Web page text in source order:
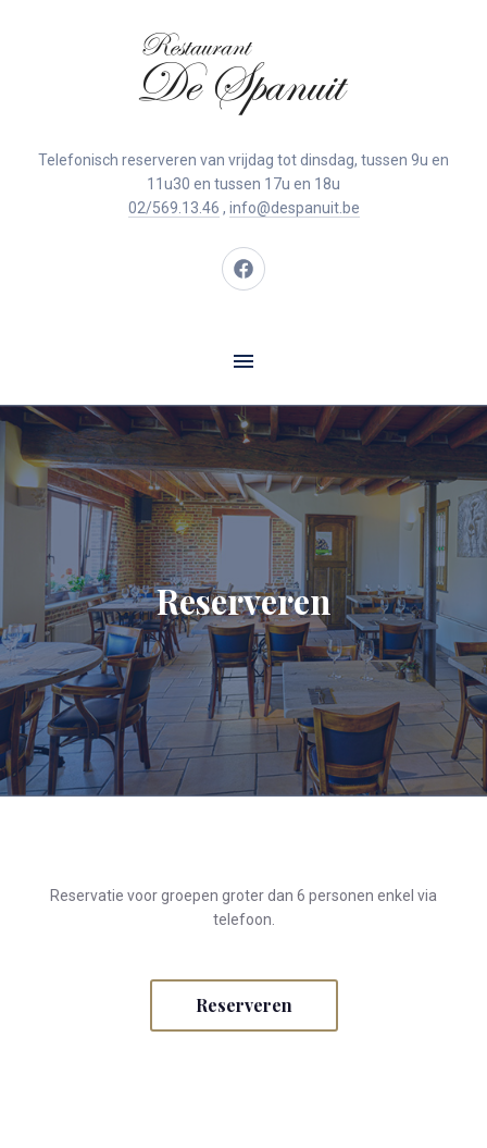
Telefonisch reserveren van vrijdag tot dinsdag, tussen 9u en
11u30 en tussen 17u en 18u
02/569.13.46 , info@despanuit.be
New
Reserveren
Reservatie voor groepen groter dan 6 personen enkel via
telefoon.
Reserveren